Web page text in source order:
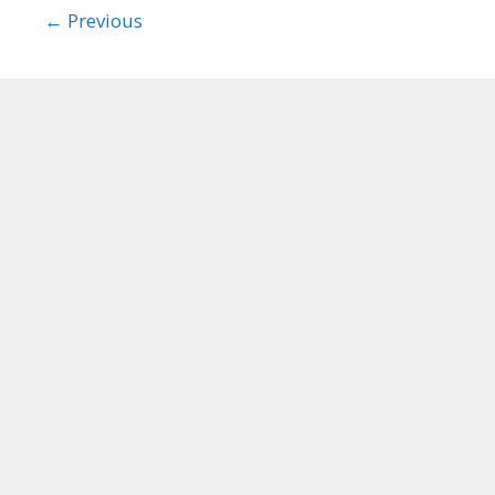
Post
← Previous